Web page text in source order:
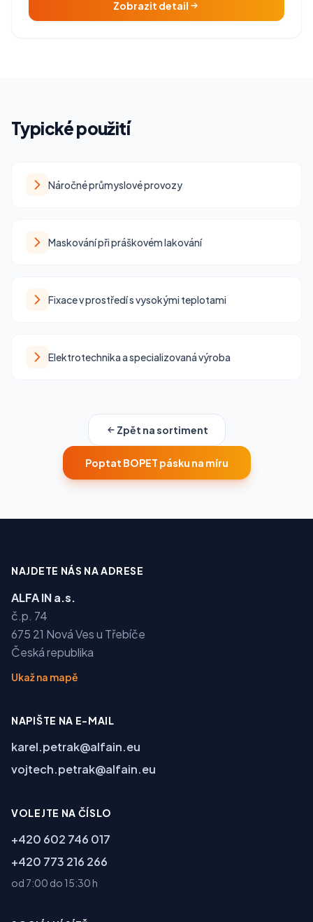
Zobrazit detail
Typické použití
Náročné průmyslové provozy
Maskování při práškovém lakování
Fixace v prostředí s vysokými teplotami
Elektrotechnika a specializovaná výroba
Zpět na sortiment
Poptat BOPET pásku na míru
NAJDETE NÁS NA ADRESE
ALFA IN a.s.
č.p. 74
675 21 Nová Ves u Třebíče
Česká republika
Ukaž na mapě
NAPIŠTE NA E-MAIL
karel.petrak@alfain.eu
vojtech.petrak@alfain.eu
VOLEJTE NA ČÍSLO
+420 602 746 017
+420 773 216 266
od 7:00 do 15:30 h